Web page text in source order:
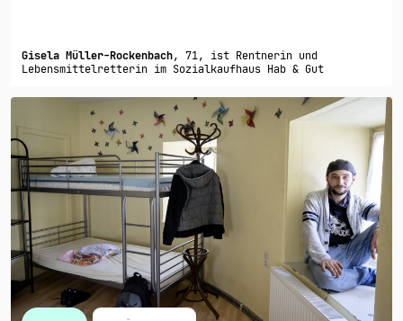
Gisela Müller-Rockenbach, 71, ist Rentnerin und
Lebensmittelretterin im Sozialkaufhaus Hab & Gut